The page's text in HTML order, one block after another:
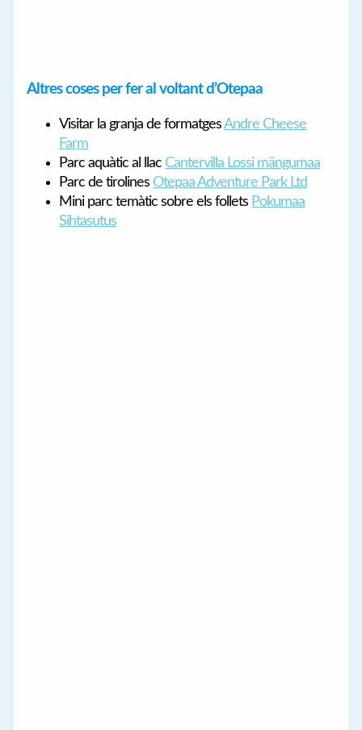
Altres coses per fer al voltant d’Otepaa
Visitar la granja de formatgesAndre Cheese
Farm
Parc aquàtic al llac Cantervilla Lossi mängumaa
Parc de tirolines Otepaa Adventure Park Ltd
Mini parc temàtic sobre els follets Pokumaa
Sihtasutus